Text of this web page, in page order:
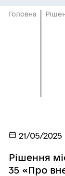
Головна
21/05/2025
Рішення
35 «Про